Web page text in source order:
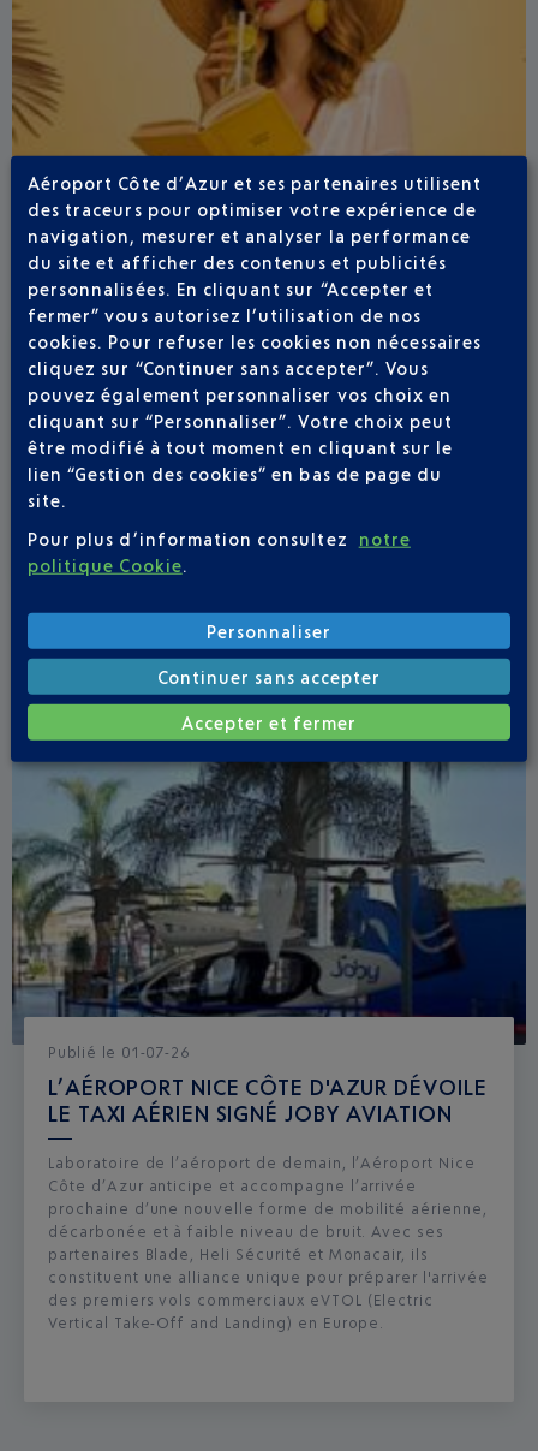
Publié le 13-07-26
ÉTÉ BOHÊME À L'AÉROPORT NICE CÔTE
D'AZUR
Du 23 juillet au 6 septembre, Il y a comme un air de
vacances dans votre aéroport.
Publié le 01-07-26
L’AÉROPORT NICE CÔTE D'AZUR DÉVOILE
LE TAXI AÉRIEN SIGNÉ JOBY AVIATION
Laboratoire de l’aéroport de demain, l’Aéroport Nice
Côte d’Azur anticipe et accompagne l’arrivée
prochaine d’une nouvelle forme de mobilité aérienne,
décarbonée et à faible niveau de bruit. Avec ses
partenaires Blade, Heli Sécurité et Monacair, ils
constituent une alliance unique pour préparer l'arrivée
des premiers vols commerciaux eVTOL (Electric
Vertical Take-Off and Landing) en Europe.
Aéroport Côte d’Azur et ses partenaires utilisent
des traceurs pour optimiser votre expérience de
navigation, mesurer et analyser la performance
du site et afficher des contenus et publicités
personnalisées. En cliquant sur “Accepter et
fermer” vous autorisez l’utilisation de nos
cookies. Pour refuser les cookies non nécessaires
cliquez sur “Continuer sans accepter”. Vous
pouvez également personnaliser vos choix en
cliquant sur “Personnaliser”. Votre choix peut
être modifié à tout moment en cliquant sur le
lien “Gestion des cookies” en bas de page du
site.
Pour plus d’information consultez
notre
politique Cookie.
Personnaliser
Continuer sans accepter
Accepter et fermer